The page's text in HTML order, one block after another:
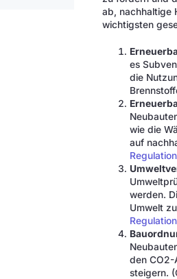
ab, nachhaltige
wichtigsten
es
die
wie die
auf
werden.
Umwelt
den CO2-
steigern.